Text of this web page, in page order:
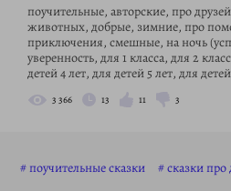
поучительные, авторские, про
животных, добрые, зимние, про
приключения, смешные, на ночь
уверенность, для 1 класса, для 2
детей 4 лет, для детей 5 лет, для
3 366 13 11 3
поучительные сказки сказки про